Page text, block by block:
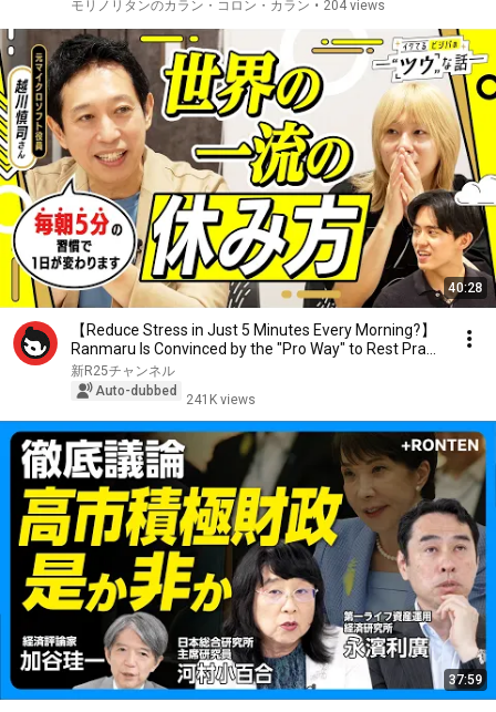
モリノリタンのカラン・コロン・カラン • 204 views
40:28
【Reduce Stress in Just 5 Minutes Every Morning?】
Ranmaru Is Convinced by the "Pro Way" to Rest Pra...
新R25チャンネル
Auto-dubbed
241K views
37:59